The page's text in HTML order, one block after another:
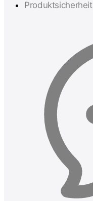
Produktsicherheit